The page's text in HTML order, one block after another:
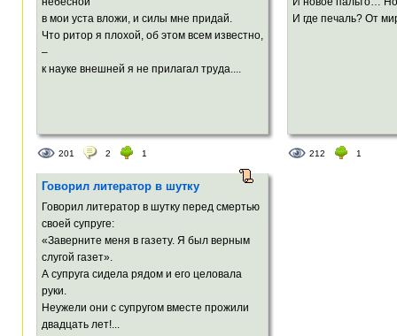
в мои уста вложи, и силы мне придай.
Что ритор я плохой, об этом всем известно,
–
к науке внешней я не прилагал труда....
201 2 1
И где печаль? От
212 1
Говорил литератор в шутку
Говорил литератор в шутку перед смертью
своей супруге:
«Заверните меня в газету. Я был верным
слугой газет».
А супруга сидела рядом и его целовала
руки.
Неужели они с супругом вместе прожили
двадцать лет!...